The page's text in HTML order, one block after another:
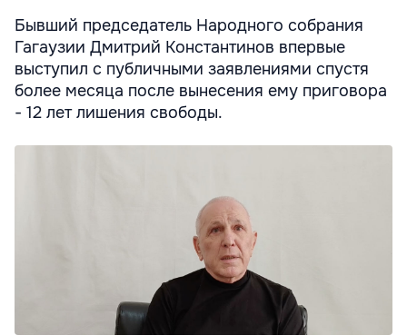
Бывший председатель Народного собрания
Гагаузии Дмитрий Константинов впервые
выступил с публичными заявлениями спустя
более месяца после вынесения ему приговора
- 12 лет лишения свободы.